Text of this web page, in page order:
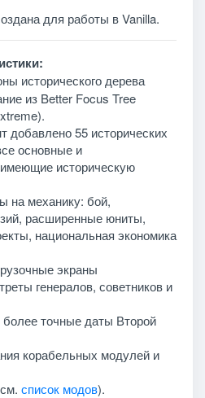
для работы в Vanilla.
исторического дерева
из Better Focus Tree
добавлено 55 исторических
основные и
историческую
на механику: бой,
расширенные юниты,
национальная экономика
экраны
генералов, советников и
точные даты Второй
корабельных модулей и
список модов).